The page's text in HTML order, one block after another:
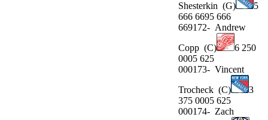
Shesterkin (G)
5
666 6695 666
669172- Andrew
Copp (C)
6 250
0005 625
000173- Vincent
Trocheck (C)
3
375 0005 625
000174- Zach